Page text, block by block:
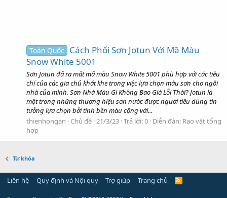
Toàn Quốc
Cách Phối Sơn Jotun Với Mã Màu
Snow White 5001
Sơn Jotun đã ra mắt mã màu Snow White 5001 phù hợp với các tiêu
chí của các gia chủ khắt khe trong việc lựa chọn màu sơn cho ngôi
nhà của mình. Sơn Nhà Màu Gì Không Bao Giờ Lỗi Thời? Jotun là
một trong những thương hiệu sơn nước được người tiêu dùng tin
tưởng lựa chọn bởi tính bền màu cộng với...
thienhongan
Chủ đề 21/3/23 Trả lời: 0 Diễn đàn: Rao vặt tổng
hợp
Từ khóa
Liên hệ Quy định và Nội quy Trợ giúp Trang chủ